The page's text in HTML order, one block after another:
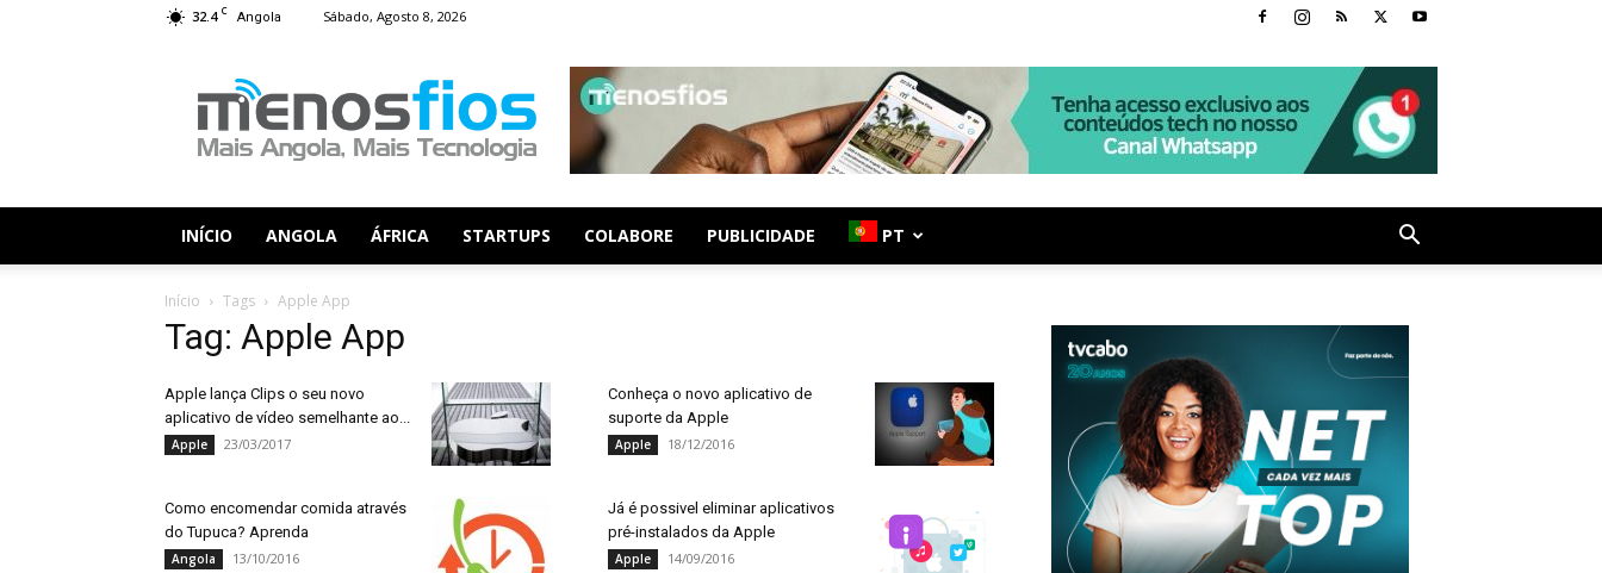
32.4 C Angola Sábado, Agosto 8, 2026
Fios
INÍCIO ANGOLA ÁFRICA STARTUPS COLABORE PUBLICIDADE PT
Início Tags Apple App
Tag: Apple App
Apple lança Clips o seu novo
aplicativo de vídeo semelhante ao...
Apple 23/03/2017
Conheça o novo aplicativo de
suporte da Apple
Apple 18/12/2016
Como encomendar comida através
do Tupuca? Aprenda
Angola 13/10/2016
Já é possivel eliminar aplicativos
pré-instalados da Apple
Apple 14/09/2016